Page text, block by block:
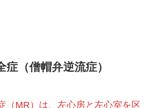
症（僧帽弁逆流症）
（MR）は、左心房と左心室を区